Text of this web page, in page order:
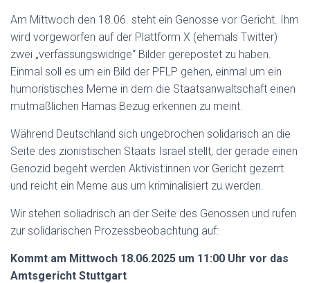
Am Mittwoch den 18.06. steht ein Genosse vor Gericht. Ihm
wird vorgeworfen auf der Plattform X (ehemals Twitter)
zwei „verfassungswidrige“ Bilder gerepostet zu haben.
Einmal soll es um ein Bild der PFLP gehen, einmal um ein
humoristisches Meme in dem die Staatsanwaltschaft einen
mutmaßlichen Hamas Bezug erkennen zu meint.
Während Deutschland sich ungebrochen solidarisch an die
Seite des zionistischen Staats Israel stellt, der gerade einen
Genozid begeht werden Aktivist:innen vor Gericht gezerrt
und reicht ein Meme aus um kriminalisiert zu werden.
Wir stehen soliadrisch an der Seite des Genossen und rufen
zur solidarischen Prozessbeobachtung auf:
Kommt am Mittwoch 18.06.2025 um 11:00 Uhr vor das
Amtsgericht Stuttgart